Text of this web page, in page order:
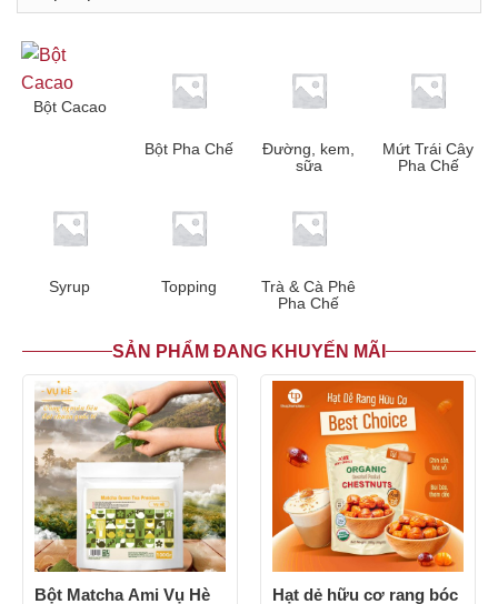
Bột Cacao
Bột Pha Chế
Đường, kem,
sữa
Mứt Trái Cây
Pha Chế
Syrup Topping
Trà & Cà Phê
Pha Chế
SẢN PHẨM ĐANG KHUYẾN MÃI
Bột Matcha Ami Vụ Hè
Hạt dẻ hữu cơ rang bóc